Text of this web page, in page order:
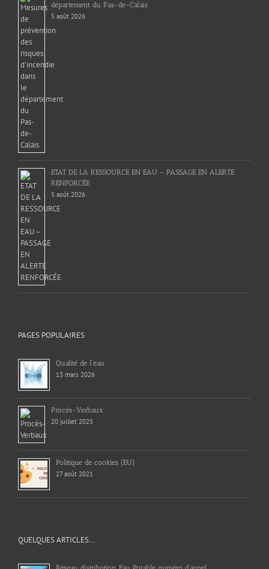
département du Pas-de-Calais
5 août 2026
ETAT DE LA RESSOURCE EN EAU – PASSAGE EN ALERTE
RENFORCÉE
5 août 2026
PAGES POPULAIRES
Qualité de l’eau
13 mars 2026
Procès-Verbaux
20 juillet 2025
Politique de cookies (EU)
27 août 2021
QUELQUES ARTICLES…